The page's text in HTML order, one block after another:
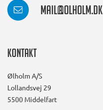
mail@olholm.dk
Kontakt
Ølholm A/S
Lollandsvej 29
5500 Middelfart